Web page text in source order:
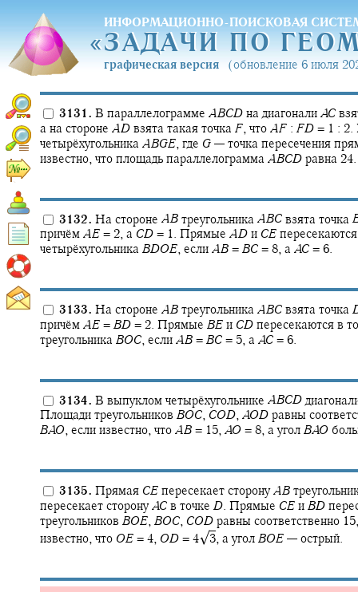
ИНФОРМАЦИОННО-ПОИСКОВАЯ
«ЗАДАЧИ ПО
«ЗАДАЧИ ПО
графическая версия (обновление 6 июля
3131. В параллелограмме ABCD на диагонали AC
а на стороне AD взята такая точка F, что AF : FD = 1 : 2.
четырёхугольника ABGE, где G — точка пересечения
известно, что площадь параллелограмма ABCD равна 24.
3132. На стороне AB треугольника ABC взята точка
причём AE = 2, а CD = 1. Прямые AD и CE
четырёхугольника BDOE, если AB = BC = 8, а AC = 6.
3133. На стороне AB треугольника ABC взята точка
причём AE = BD = 2. Прямые BE и CD пересекаются в
треугольника BOC, если AB = BC = 5, а AC = 6.
3134. В выпуклом четырёхугольнике ABCD
Площади треугольников BOC, COD, AOD равны
BAO, если известно, что AB = 15, AO = 8, а угол BAO
3135. Прямая CE пересекает сторонуAB
пересекает сторонуAC в точке D. Прямые CE и BD
треугольников BOE, BOC, COD равны соответственно
известно, что OE = 4, OD = 4‍√3, а угол BOE — острый.